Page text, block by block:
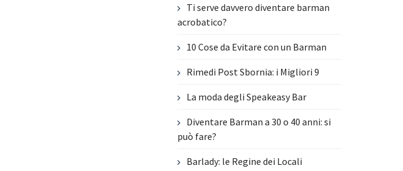
Ti serve davvero diventare barman
acrobatico?
10 Cose da Evitare con un Barman
Rimedi Post Sbornia: i Migliori 9
La moda degli Speakeasy Bar
Diventare Barman a 30 o 40 anni: si
può fare?
Barlady: le Regine dei Locali